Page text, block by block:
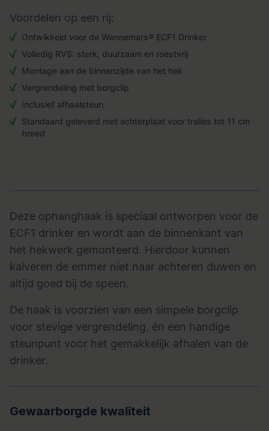
Voordelen op een rij:
Ontwikkeld voor de Wennemars® ECF1 Drinker
Volledig RVS: sterk, duurzaam en roestvrij
Montage aan de binnenzijde van het hek
Vergrendeling met borgclip
Inclusief afhaalsteun
Standaard geleverd met achterplaat voor tralies tot 11 cm
breed
Deze ophanghaak is speciaal ontworpen voor de
ECF1 drinker en wordt aan de binnenkant van
het hekwerk gemonteerd. Hierdoor kunnen
kalveren de emmer niet naar achteren duwen en
altijd goed bij de speen.
De haak is voorzien van een simpele borgclip
voor stevige vergrendeling, én een handige
steunpunt voor het gemakkelijk afhalen van de
drinker.
Gewaarborgde kwaliteit